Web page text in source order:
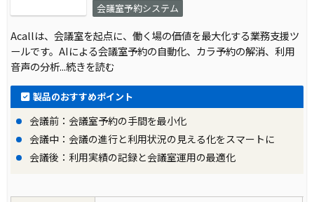
会議室予約システム
Acallは、会議室を起点に、働く場の価値を最大化する業務支援ツ
ールです。AIによる会議室予約の自動化、カラ予約の解消、利用
音声の分析...続きを読む
製品のおすすめポイント
会議前：会議室予約の手間を最小化
会議中：会議の進行と利用状況の見える化をスマートに
会議後：利用実績の記録と会議室運用の最適化